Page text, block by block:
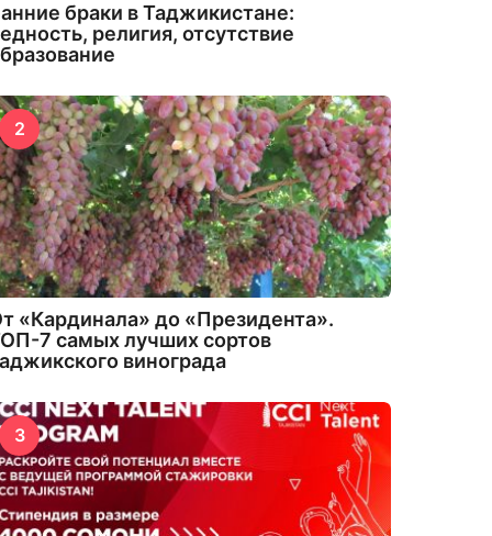
браки в Таджикистане:
религия, отсутствие
2
«Кардинала» до «Президента».
7 самых лучших сортов
винограда
3